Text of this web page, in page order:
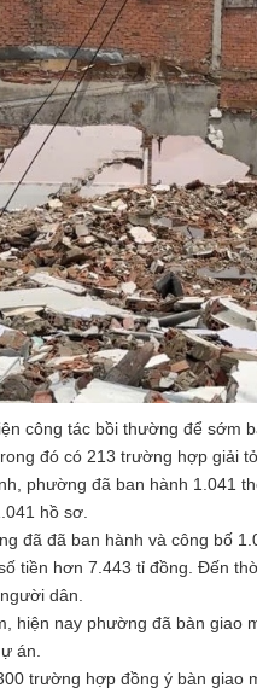
công tác bồi thường để sớm
đó có 213 trường hợp giải
phường đã ban hành 1.041
hồ sơ.
đã đã ban hành và công bố
tiền hơn 7.443 tỉ đồng. Đến
dân.
hiện nay phường đã bàn giao
án.
trường hợp đồng ý bàn giao